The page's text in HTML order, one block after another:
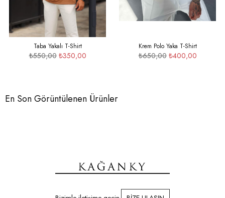
Taba Yakalı T-Shirt
₺350,00
₺550,00
Krem Polo Yaka T-Shirt
₺400,00
₺650,00
En Son Görüntülenen Ürünler